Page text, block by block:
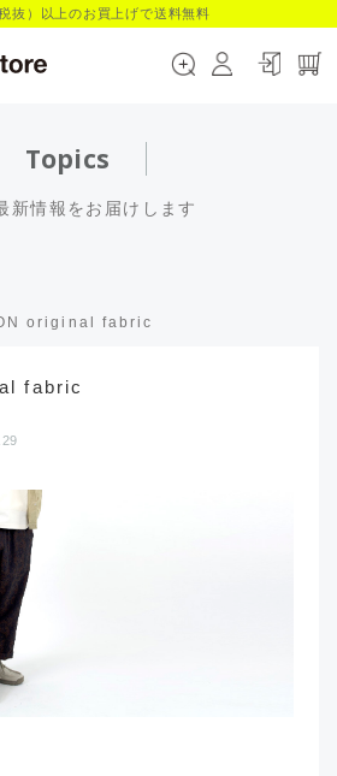
抜）以上のお買上げで送料無料
Topics
新情報をお届けします
original fabric
fabric